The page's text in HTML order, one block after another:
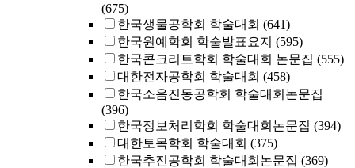
(675)
한국생물공학회 학술대회 (641)
한국원예학회 학술발표요지 (595)
한국콘크리트학회 학술대회 논문집 (555)
대한전자공학회 학술대회 (458)
한국소음진동공학회 학술대회논문집
(396)
한국정보처리학회 학술대회논문집 (394)
대한토목학회 학술대회 (375)
한국추진공학회 학술대회논문집 (369)